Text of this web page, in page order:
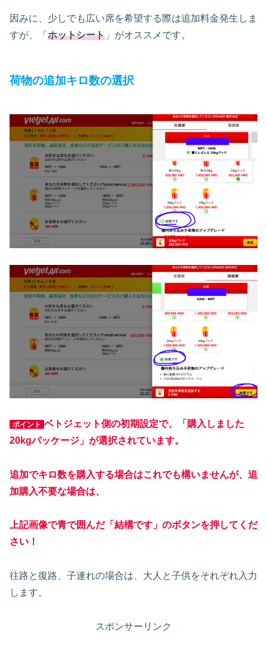
因みに、少しでも広い席を希望する際は追加料金発生しま
すが、「 ホットシート 」がオススメです。
荷物の追加キロ数の選択
ポイント ベトジェット側の初期設定で、「購入しました
20kgパッケージ」が選択されています。
追加でキロ数を購入する場合はこれでも構いませんが、追
加購入不要な場合は、
上記画像で青で囲んだ「結構です」のボタンを押してくだ
さい！
往路と復路、子連れの場合は、大人と子供をそれぞれ入力
します。
スポンサーリンク